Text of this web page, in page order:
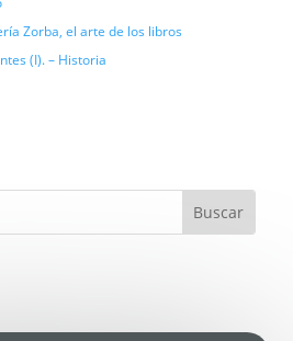
Zorba, el arte de los libros
(I). – Historia